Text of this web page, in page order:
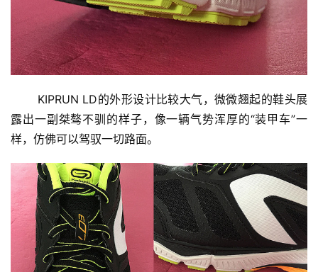
KIPRUN LD的外形设计比较大气，微微翘起的鞋头展
露出一副桀骜不驯的样子，像一辆气势浑厚的“装甲车”一
样，仿佛可以驾驭一切路面。